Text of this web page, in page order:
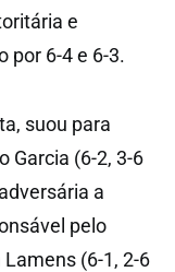
e
por 6-4 e 6-3.
suou para
Garcia (6-2, 3-6
a
pelo
(6-1, 2-6